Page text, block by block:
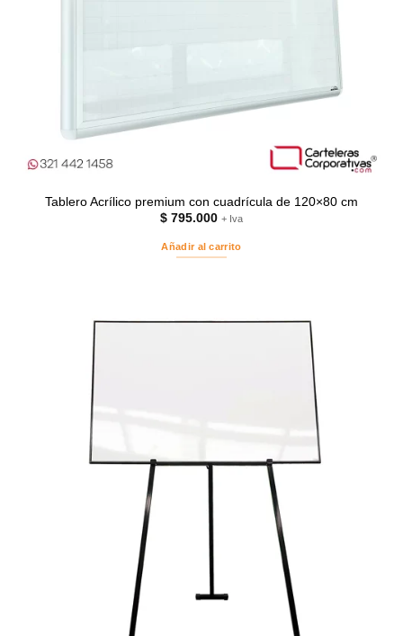
Tablero Acrílico premium con cuadrícula de 120×80 cm
$ 795.000 + Iva
Añadir al carrito